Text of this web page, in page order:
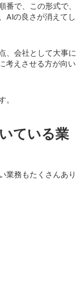
で、この形式で、
AIの良さが消えてし
、会社として大事に
考えさせる方が向い
ている業
業務もたくさんあり